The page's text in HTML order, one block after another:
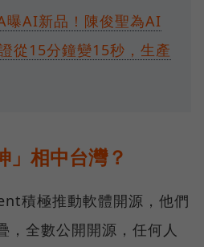
曝AI新品！陳俊聖為AI
從15分鐘變15秒，生產
」相中台灣？
積極推動軟體開源，他們
，全數公開開源，任何人